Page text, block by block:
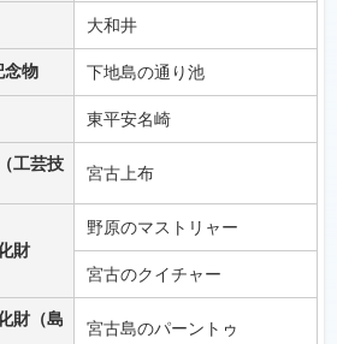
大和井
念物 下地島の通り池
東平安名崎
工芸技
宮古上布
財
野原のマストリャー
宮古のクイチャー
財（島
宮古島のパーントゥ